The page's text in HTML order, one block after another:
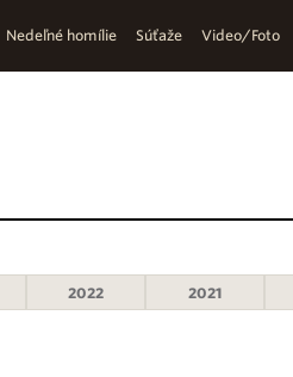
Nedeľné homílie Súťaže Video/Foto
2022 2021